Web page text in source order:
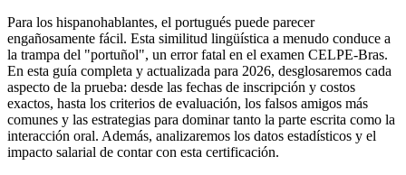
Para los hispanohablantes, el portugués puede parecer
engañosamente fácil. Esta similitud lingüística a menudo conduce a
la trampa del "portuñol", un error fatal en el examen CELPE-Bras.
En esta guía completa y actualizada para 2026, desglosaremos cada
aspecto de la prueba: desde las fechas de inscripción y costos
exactos, hasta los criterios de evaluación, los falsos amigos más
comunes y las estrategias para dominar tanto la parte escrita como la
interacción oral. Además, analizaremos los datos estadísticos y el
impacto salarial de contar con esta certificación.